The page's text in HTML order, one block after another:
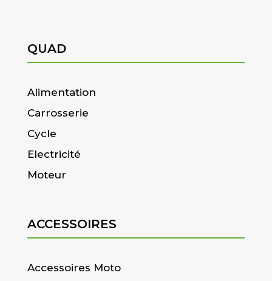
QUAD
Alimentation
Carrosserie
Cycle
Electricité
Moteur
ACCESSOIRES
Accessoires Moto